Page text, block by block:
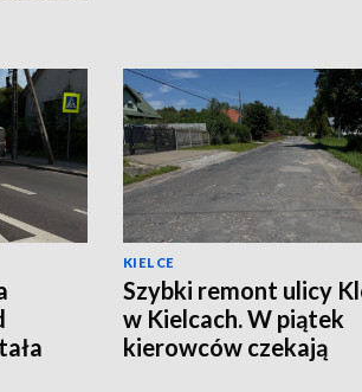
KIELCE
Szybki remont ulicy
w Kielcach. W piątek
kierowców czekają